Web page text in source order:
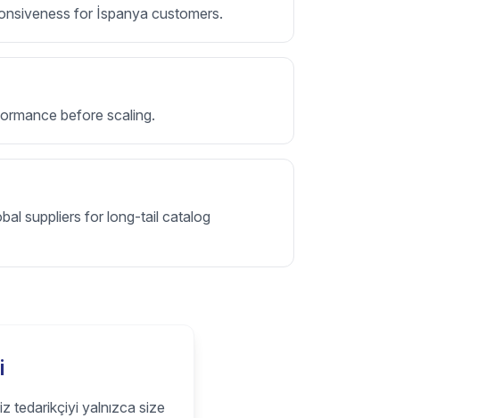
for İspanya customers.
before scaling.
suppliers for long-tail catalog
tedarikçiyi yalnızca size